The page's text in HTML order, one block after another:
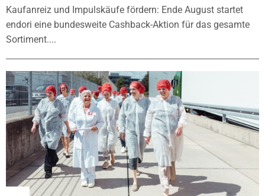
Kaufanreiz und Impulskäufe fördern: Ende August startet
endori eine bundesweite Cashback-Aktion für das gesamte
Sortiment....